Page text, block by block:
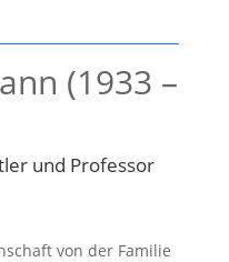
(1933 –
und Professor
von der Familie